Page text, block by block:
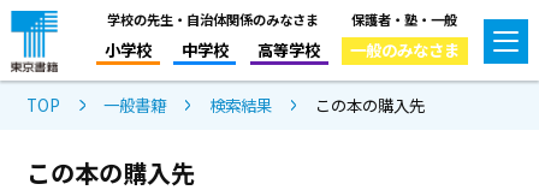
学校の先生・自治体関係のみなさま
小学校 中学校 高等学校
保護者・塾・一般
一般のみなさま
TOP 一般書籍 検索結果 この本の購入先
この本の購入先